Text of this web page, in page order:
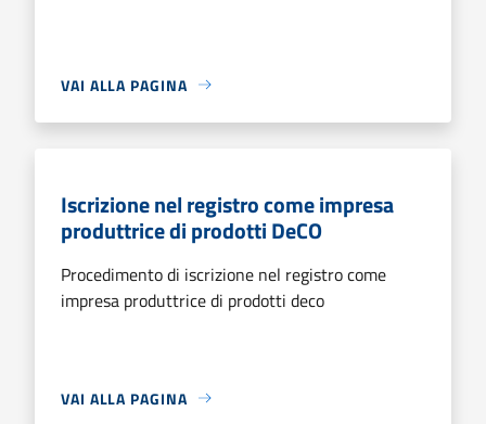
VAI ALLA PAGINA
Iscrizione nel registro come impresa
produttrice di prodotti DeCO
Procedimento di iscrizione nel registro come
impresa produttrice di prodotti deco
VAI ALLA PAGINA